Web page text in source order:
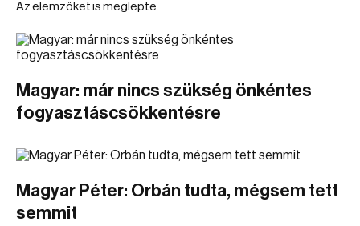
Az elemzőket is meglepte.
Magyar: már nincs szükség önkéntes
fogyasztáscsökkentésre
Magyar Péter: Orbán tudta, mégsem tett
semmit